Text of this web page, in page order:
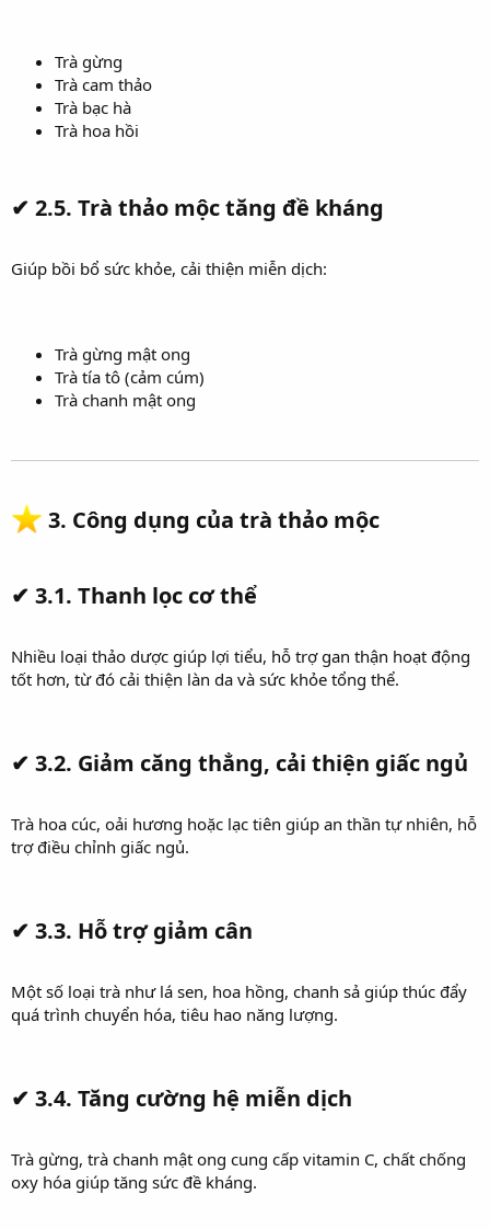
Trà gừng
Trà cam thảo
Trà bạc hà
Trà hoa hồi
✔ 2.5. Trà thảo mộc tăng đề kháng
Giúp bồi bổ sức khỏe, cải thiện miễn dịch:
Trà gừng mật ong
Trà tía tô (cảm cúm)
Trà chanh mật ong
3. Công dụng của trà thảo mộc
✔ 3.1. Thanh lọc cơ thể
Nhiều loại thảo dược giúp lợi tiểu, hỗ trợ gan thận hoạt động
tốt hơn, từ đó cải thiện làn da và sức khỏe tổng thể.
✔ 3.2. Giảm căng thẳng, cải thiện giấc ngủ
Trà hoa cúc, oải hương hoặc lạc tiên giúp an thần tự nhiên, hỗ
trợ điều chỉnh giấc ngủ.
✔ 3.3. Hỗ trợ giảm cân
Một số loại trà như lá sen, hoa hồng, chanh sả giúp thúc đẩy
quá trình chuyển hóa, tiêu hao năng lượng.
✔ 3.4. Tăng cường hệ miễn dịch
Trà gừng, trà chanh mật ong cung cấp vitamin C, chất chống
oxy hóa giúp tăng sức đề kháng.